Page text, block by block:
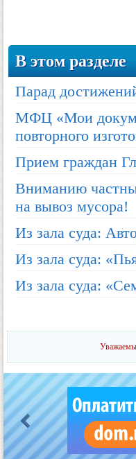
В этом разделе
Парад
МФЦ «Мои
повторного
Прием граждан
Вниманию
на вывоз мусора!
Из зала суда:
Из зала суда:
Из зала суда: